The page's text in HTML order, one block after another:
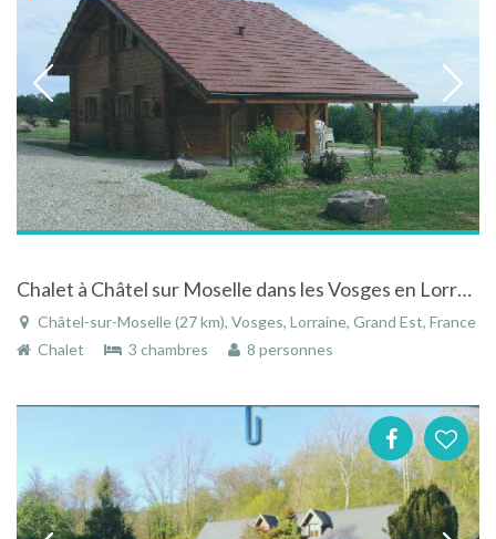
Chalet à Châtel sur Moselle dans les Vosges en Lorraine
Châtel-sur-Moselle (27 km), Vosges, Lorraine, Grand Est, France
Chalet
3 chambres 8 personnes